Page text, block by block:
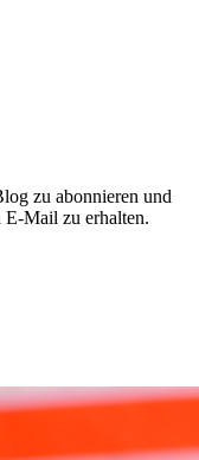
zu abonnieren und
E-Mail zu erhalten.